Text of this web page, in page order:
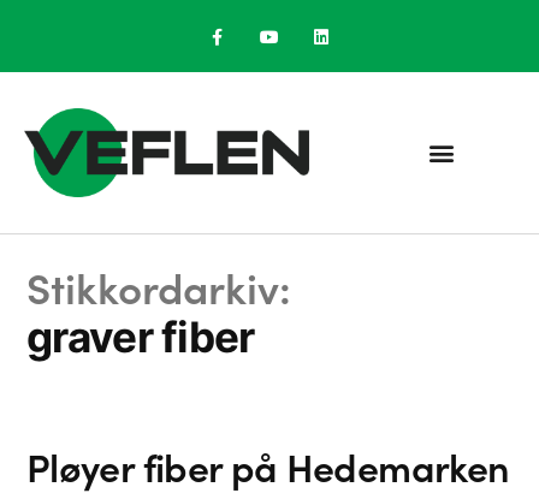
Stikkordarkiv:
graver fiber
Pløyer fiber på Hedemarken